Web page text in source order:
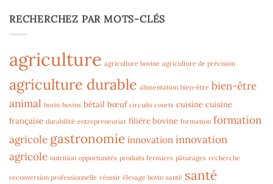
RECHERCHEZ PAR MOTS-CLÉS
agriculture agriculture bovine agriculture de précision
agriculture durable alimentation bien-être bien-être
animal bovin bovins bétail bœuf circuits courts cuisine cuisine
française durabilité entrepreneuriat filière bovine formation formation
agricole gastronomie innovation innovation
agricole nutrition opportunités produits fermiers pâturages recherche
reconversion professionnelle réussir élevage bovin santé santé